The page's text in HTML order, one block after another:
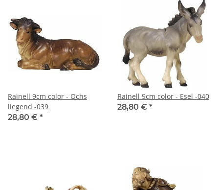
Rainell 9cm color - Ochs
liegend -039
28,80 € *
Rainell 9cm color - Esel -040
28,80 € *